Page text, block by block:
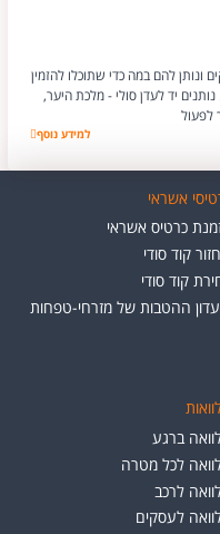
ונותן להם במה כדי שתוכלו להזמין
יד לעדן סולי - מלכת היער,
לפעול
עדן סולי
למידע נוסף
אשראי
כרטיס אשראי
קוד סודי
קוד סודי
ההטבות של מזרחי-טפחות
ברגע
לכל מטרה
לרכב
לעסקים